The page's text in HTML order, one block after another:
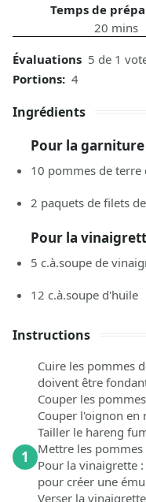
Temps de
20 mins
Évaluations 5 de 1
Portions: 4
Ingrédients
Pour la garniture
10 pommes de terre
2 paquets de filets
Pour la
5 c.à.soupede
12 c.à.souped'huile
Instructions
1
Cuire les pommes
doivent être
Couper les
Couper l'oignon en
Tailler le hareng
Mettre les
Pour la vinaigrette
pour créer une
Verser la